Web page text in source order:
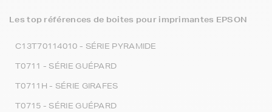
Les top références de boites pour imprimantes EPSON
C13T70114010 - SÉRIE PYRAMIDE
T0711 - SÉRIE GUÉPARD
T0711H - SÉRIE GIRAFES
T0715 - SÉRIE GUÉPARD